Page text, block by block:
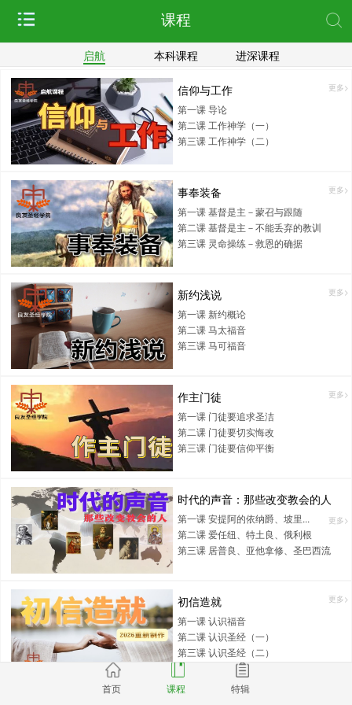
课程
启航 本科课程 进深课程
信仰与工作 更多>
第一课 导论
第二课 工作神学（一）
第三课 工作神学（二）
事奉装备 更多>
第一课 基督是主－蒙召与跟随
第二课 基督是主－不能丢弃的教训
第三课 灵命操练－救恩的确据
新约浅说 更多>
第一课 新约概论
第二课 马太福音
第三课 马可福音
作主门徒 更多>
第一课 门徒要追求圣洁
第二课 门徒要切实悔改
第三课 门徒要信仰平衡
时代的声音：那些改变教会的人
更多>
第一课 安提阿的依纳爵、坡里...
第二课 爱任纽、特土良、俄利根
第三课 居普良、亚他拿修、圣巴西流
初信造就 更多>
第一课 认识福音
第二课 认识圣经（一）
第三课 认识圣经（二）
首页 课程 特辑